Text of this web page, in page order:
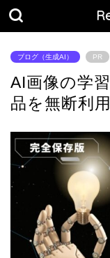
ブログ（生成AI） PR
AI画像の学
品を無断利